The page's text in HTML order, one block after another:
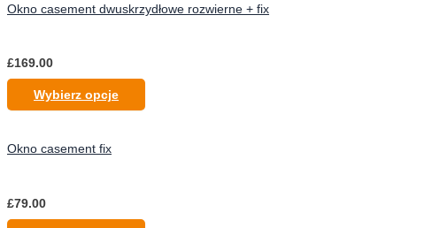
Okno casement dwuskrzydłowe rozwierne + fix
£169.00
Wybierz opcje
Okno casement fix
£79.00